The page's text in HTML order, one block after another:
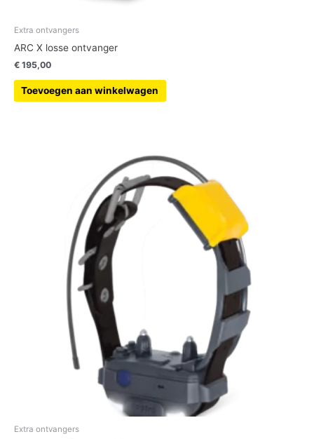
Extra ontvangers
ARC X losse ontvanger
€ 195,00
Toevoegen aan winkelwagen
Extra ontvangers